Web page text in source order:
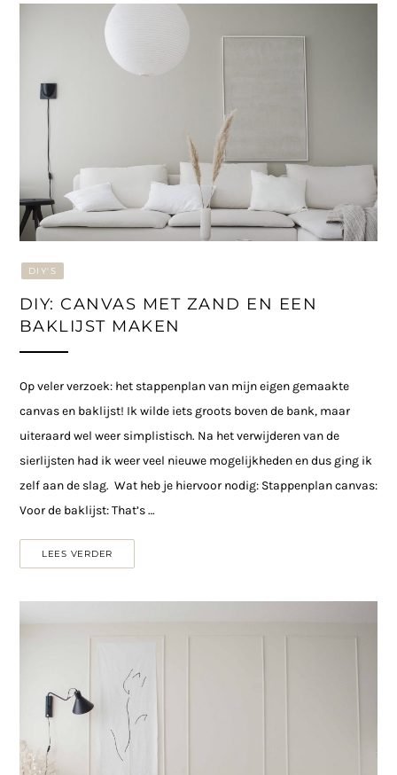
DIY'S
DIY: CANVAS MET ZAND EN EEN
BAKLIJST MAKEN
Op veler verzoek: het stappenplan van mijn eigen gemaakte
canvas en baklijst! Ik wilde iets groots boven de bank, maar
uiteraard wel weer simplistisch. Na het verwijderen van de
sierlijsten had ik weer veel nieuwe mogelijkheden en dus ging ik
zelf aan de slag. Wat heb je hiervoor nodig: Stappenplan canvas:
Voor de baklijst: That’s …
LEES VERDER